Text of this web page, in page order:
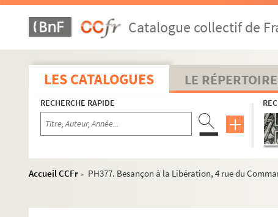
Catalogue collectif de
LES CATALOGUES LE RÉPERTOIRE
RECHERCHE RAPIDE
Accueil CCFr >
PH377. Besançon à la Libération, 4 rue du
PH349. Epeugney (Doubs). Scènes de la Libération,
PH350. Scènes militaires d'aérostation dans le Doubs,
PH351. Scènes militaires d'aérostation dans le Doubs,
PH352. Scènes militaires d'aérostation dans le Doubs,
PH353. Besançon. Ancien quai Napoléon [actuel quai
PH354. Besançon. Ancien quai d'Arènes [actuel quai
PH355. Besançon. Ancien quai d'Arènes [actuel quai
PH356. Besançon. Moulin Saint-Paul (vue prise de sous